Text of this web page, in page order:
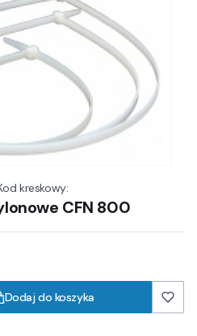
kreskowy:
CFN 800
Dodaj do koszyka